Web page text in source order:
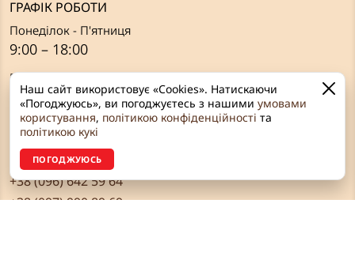
ГРАФІК РОБОТИ
Понеділок - П'ятниця
9:00 – 18:00
Вихідні:
Субота, Неділя
ЗВ’ЯЗОК З НАМИ
Рівне, вул. Грушевського, 2а
+38 (096) 642 59 64
+38 (097) 990 89 69
Наш сайт використовує «Cookies». Натискаючи
«Погоджуюсь», ви погоджуєтесь з нашими умовами
користування, політикою конфіденційності та
політикою кукі
ПОГОДЖУЮСЬ